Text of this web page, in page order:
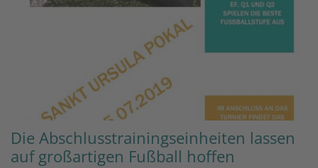
Die Abschlusstrainingseinheiten lassen
auf großartigen Fußball hoffen